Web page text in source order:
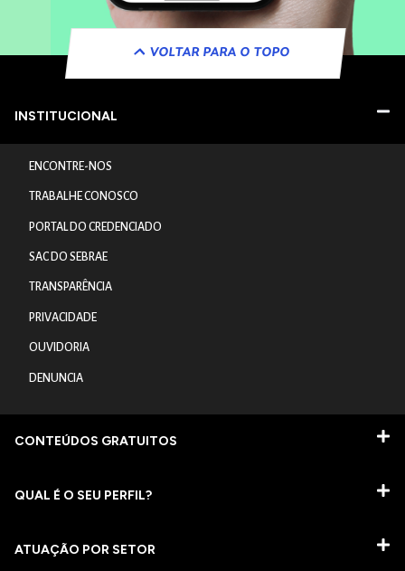
VOLTAR PARA O TOPO
INSTITUCIONAL
ENCONTRE-NOS
TRABALHE CONOSCO
PORTAL DO CREDENCIADO
SAC DO SEBRAE
TRANSPARÊNCIA
PRIVACIDADE
OUVIDORIA
DENUNCIA
CONTEÚDOS GRATUITOS
QUAL É O SEU PERFIL?
ATUAÇÃO POR SETOR